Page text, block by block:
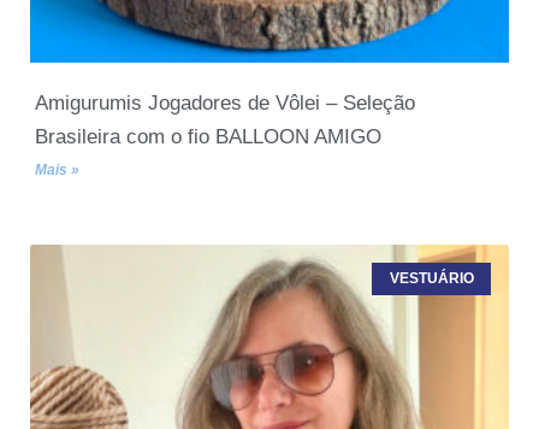
Amigurumis Jogadores de Vôlei – Seleção
Brasileira com o fio BALLOON AMIGO
Mais »
VESTUÁRIO